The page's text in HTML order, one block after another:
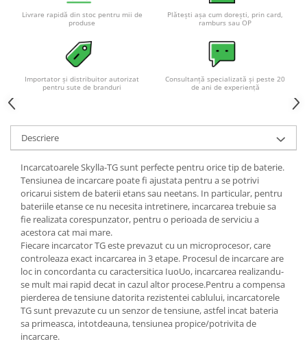
Turbine eoliene pentru casă
Acumulatori VRLA AGM/GEL /
Tractiune / LiFePo4
Baterii si acumulatori gel si VRLA
Baterii si acumulatori AGM VRLA
de 6-12 V
Acumulatori Moto, ATV
GEL
AGM
Li-Ion
SLA AGM (Sealed Lead Acid)
Deep Cycle - Tractiune/Semi-
Tractiune
Marine & Caravan
APC
Pachete acumulatori VRLA
Sisteme de management (BMS)
Redresoare, incarcatoare si testere
Livrare rapidă din stoc pentru mii de
produse
Plătești așa cum dorești, prin card,
ramburs sau OP
Importator și distribuitor autorizat
pentru sute de branduri
Consultanță specializată și peste 20
de ani de experiență
Descriere
Incarcatoarele Skylla-TG sunt perfecte pentru orice tip de baterie.
Tensiunea de incarcare poate fi ajustata pentru a se potrivi
oricarui sistem de baterii etans sau neetans. In particular, pentru
bateriile etanse ce nu necesita intretinere, incarcarea trebuie sa
fie realizata corespunzator, pentru o perioada de serviciu a
acestora cat mai mare.
Fiecare incarcator TG este prevazut cu un microprocesor, care
controleaza exact incarcarea in 3 etape. Procesul de incarcare are
loc in concordanta cu caractersitica IuoUo, incarcarea realizandu-
se mult mai rapid decat in cazul altor procese.Pentru a compensa
pierderea de tensiune datorita rezistentei cablului, incarcatorele
TG sunt prevazute cu un senzor de tensiune, astfel incat bateria
sa primeasca, intotdeauna, tensiunea propice/potrivita de
incarcare.